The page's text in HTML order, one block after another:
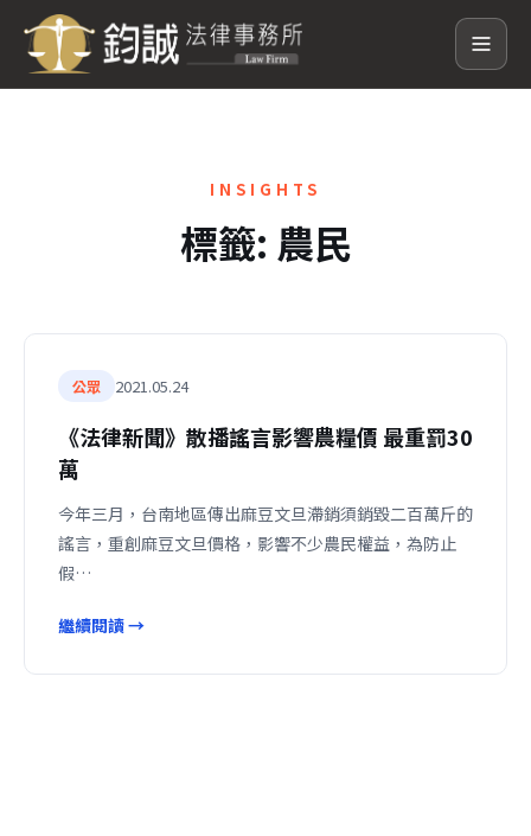
INSIGHTS
標籤: 農民
公眾 2021.05.24
《法律新聞》散播謠言影響農糧價 最重罰30
萬
今年三月，台南地區傳出麻豆文旦滯銷須銷毀二百萬斤的
謠言，重創麻豆文旦價格，影響不少農民權益，為防止
假…
繼續閱讀 →